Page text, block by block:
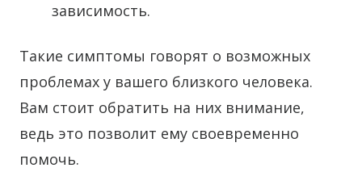
зависимость.
Такие симптомы говорят о возможных
проблемах у вашего близкого человека.
Вам стоит обратить на них внимание,
ведь это позволит ему своевременно
помочь.